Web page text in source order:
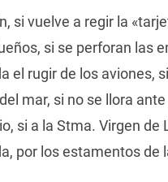
si vuelve a regir la
si se perforan las
el rugir de los aviones,
mar, si no se llora ante
si a la Stma. Virgen de
por los estamentos de